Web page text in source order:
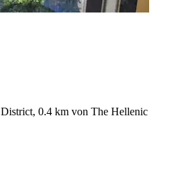
0.4 km von The Hellenic